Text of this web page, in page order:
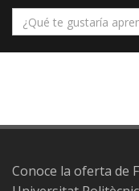
Conoce la oferta de